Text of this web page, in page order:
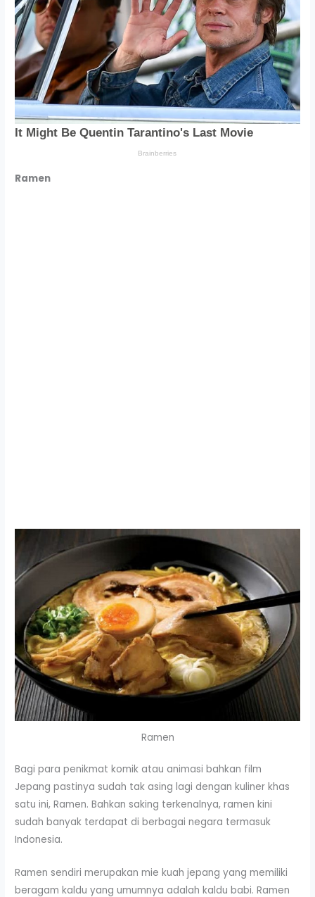
Ramen
Ramen
Bagi para penikmat komik atau animasi bahkan film
Jepang pastinya sudah tak asing lagi dengan kuliner khas
satu ini, Ramen. Bahkan saking terkenalnya, ramen kini
sudah banyak terdapat di berbagai negara termasuk
Indonesia.
Ramen sendiri merupakan mie kuah jepang yang memiliki
beragam kaldu yang umumnya adalah kaldu babi. Ramen